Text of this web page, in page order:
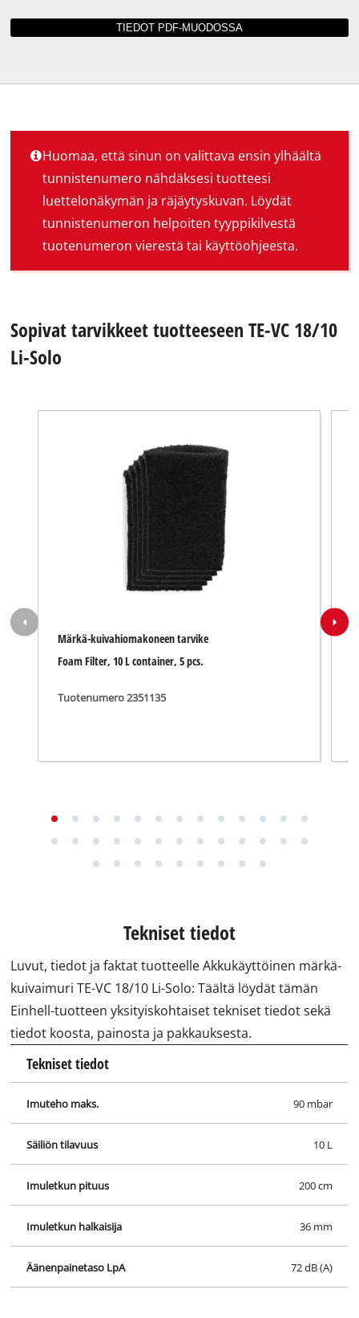
Huomaa, että sinun on valittava ensin ylhäältä
tunnistenumero nähdäksesi tuotteesi
luettelonäkymän ja räjäytyskuvan. Löydät
tunnistenumeron helpoiten tyyppikilvestä
tuotenumeron vierestä tai käyttöohjeesta.
Sopivat tarvikkeet tuotteeseen TE-VC 18/10
Li-Solo
Märkä-kuivahiomakoneen tarvike
Foam Filter, 10 L container, 5 pcs.
Tuotenumero 2351135
Tekniset tiedot
Luvut, tiedot ja faktat tuotteelle Akkukäyttöinen märkä-
kuivaimuri TE-VC 18/10 Li-Solo: Täältä löydät tämän
Einhell-tuotteen yksityiskohtaiset tekniset tiedot sekä
tiedot koosta, painosta ja pakkauksesta.
Tekniset tiedot
Imuteho maks. 90 mbar
Säiliön tilavuus 10 L
Imuletkun pituus 200 cm
Imuletkun halkaisija 36 mm
Äänenpainetaso LpA 72 dB (A)